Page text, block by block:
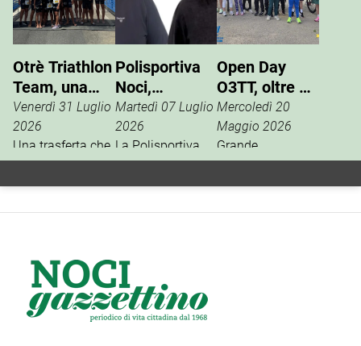
Otrè Triathlon
Team, una
giornata di
sport, tifo e
condivisione
Venerdì 31 Luglio
2026
Una trasferta che
va ben oltre i
risultati
una splendida
giornata di sport
all’Aquathlon di
Paola,
Polisportiva
Noci,
Giuseppe
Pinto nuovo
presidente
Martedì 07 Luglio
2026
La Polisportiva
Noci apre una
nuova fase della
dell’assetto
societario e
l’insediamento
del nuovo
Open Day
O3TT, oltre 50
bambini al
Foro Boario
Mercoledì 20
Maggio 2026
Grande
partecipazione,
domenica 17